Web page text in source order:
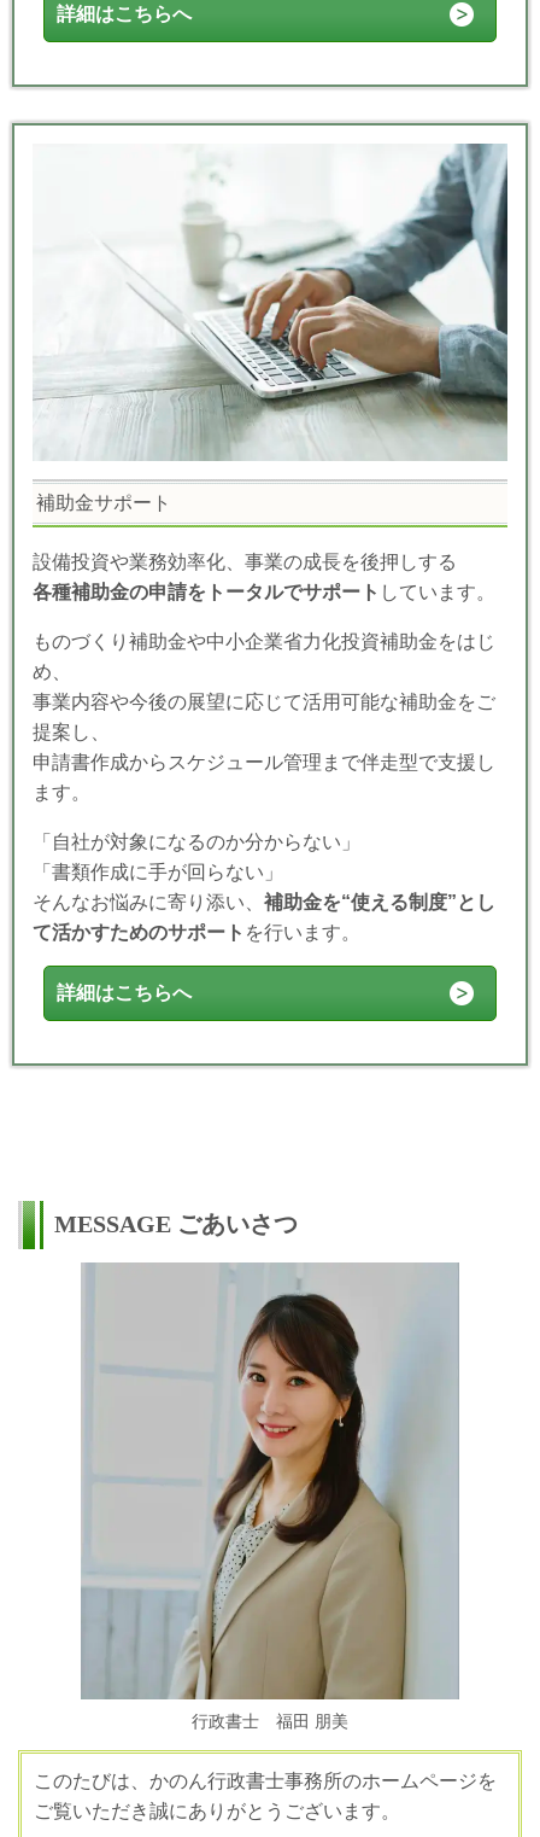
詳細はこちらへ
補助金サポート
設備投資や業務効率化、事業の成長を後押しする
各種補助金の申請をトータルでサポート しています。
ものづくり補助金や中小企業省力化投資補助金をはじ
め、
事業内容や今後の展望に応じて活用可能な補助金をご
提案し、
申請書作成からスケジュール管理まで伴走型で支援し
ます。
「自社が対象になるのか分からない」
「書類作成に手が回らない」
そんなお悩みに寄り添い、 補助金を“使える制度”とし
て活かすためのサポート を行います。
詳細はこちらへ
MESSAGE ごあいさつ
行政書士 福田 朋美
このたびは、かのん行政書士事務所のホームページを
ご覧いただき誠にありがとうございます。